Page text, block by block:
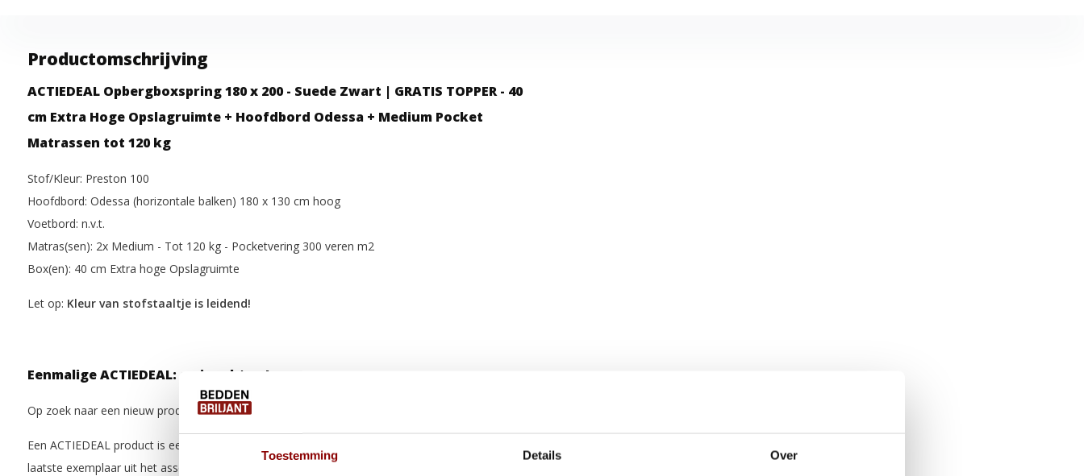
Toestemming Details Over
Productomschrijving
ACTIEDEAL Opbergboxspring 180 x 200 - Suede Zwart | GRATIS TOPPER - 40
cm Extra Hoge Opslagruimte + Hoofdbord Odessa + Medium Pocket
Matrassen tot 120 kg
Stof/Kleur: Preston 100
Hoofdbord: Odessa (horizontale balken) 180 x 130 cm hoog
Voetbord: n.v.t.
Matras(sen): 2x Medium - Tot 120 kg - Pocketvering 300 veren m2
Box(en): 40 cm Extra hoge Opslagruimte
Let op: Kleur van stofstaaltje is leidend!
Eenmalige ACTIEDEAL: op is echt op!
Op zoek naar een nieuw product voor een extra scherpe prijs?
Een ACTIEDEAL product is een artikel waarvan nog slechts een op voorraad zijn. Denk aan een
laatste exemplaar uit het assortiment of een product dat wel is besteld, maar nooit is afgehaald.